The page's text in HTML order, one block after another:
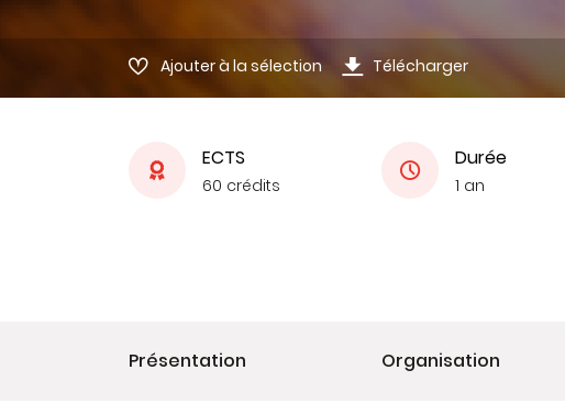
Ajouter à la sélection Télécharger
ECTS
60 crédits
Durée
1 an
Présentation Organisation